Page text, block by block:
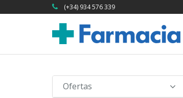
(+34) 934 576 339
Ofertas